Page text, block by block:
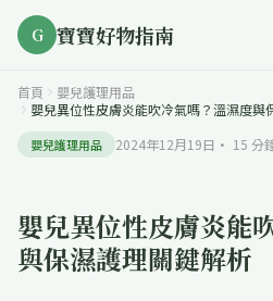
G 寶寶好物指南
首頁
嬰兒護理用品
嬰兒異位性皮膚炎能吹冷氣嗎？溫濕度與
嬰兒護理用品 2024年12月19日 · 15 分
嬰兒異位性皮膚炎能
與保濕護理關鍵解析